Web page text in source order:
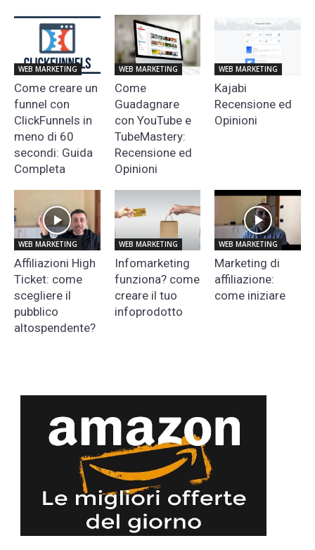
WEB MARKETING
Come creare un
funnel con
ClickFunnels in
meno di 60
secondi: Guida
Completa
WEB MARKETING
Come
Guadagnare
con YouTube e
TubeMastery:
Recensione ed
Opinioni
WEB MARKETING
Kajabi
Recensione ed
Opinioni
WEB MARKETING
Affiliazioni High
Ticket: come
scegliere il
pubblico
altospendente?
WEB MARKETING
Infomarketing
funziona? come
creare il tuo
infoprodotto
WEB MARKETING
Marketing di
affiliazione:
come iniziare